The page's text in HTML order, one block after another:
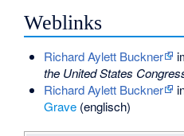
Weblinks
Richard Aylett Buckner
the United States
Richard Aylett Buckner
Grave(englisch)